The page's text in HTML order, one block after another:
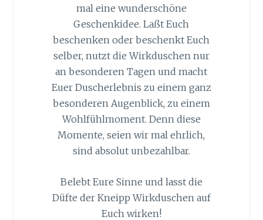
mal eine wunderschöne
Geschenkidee. Laßt Euch
beschenken oder beschenkt Euch
selber, nutzt die Wirkduschen nur
an besonderen Tagen und macht
Euer Duscherlebnis zu einem ganz
besonderen Augenblick, zu einem
Wohlfühlmoment. Denn diese
Momente, seien wir mal ehrlich,
sind absolut unbezahlbar.
Belebt Eure Sinne und lasst die
Düfte der Kneipp Wirkduschen auf
Euch wirken!